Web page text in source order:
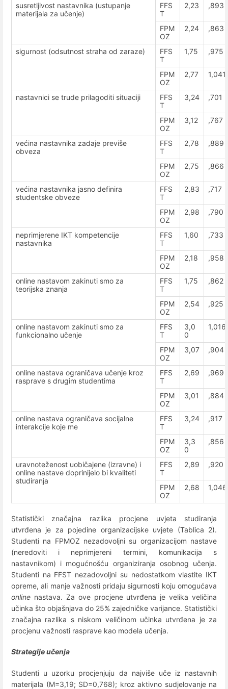
susretljivost nastavnika (ustupanje
materijala za učenje)
FFS
T
2,23 ,893
FPM
OZ
2,24 ,863
sigurnost (odsutnost straha od zaraze)
FFS
T
1,75 ,975
FPM
OZ
2,77 1,041
nastavnici se trude prilagoditi situaciji
FFS
T
3,24 ,701
FPM
OZ
3,12 ,767
većina nastavnika zadaje previše
obveza
FFS
T
2,78 ,889
FPM
OZ
2,75 ,866
većina nastavnika jasno definira
studentske obveze
FFS
T
2,83 ,717
FPM
OZ
2,98 ,790
neprimjerene IKT kompetencije
nastavnika
FFS
T
1,60 ,733
FPM
OZ
2,18 ,958
online nastavom zakinuti smo za
teorijska znanja
FFS
T
1,75 ,862
FPM
OZ
2,54 ,925
online nastavom zakinuti smo za
funkcionalno učenje
FFS
T
3,0
0
1,016
FPM
OZ
3,07 ,904
online nastava ograničava učenje kroz
rasprave s drugim studentima
FFS
T
2,69 ,969
FPM
OZ
3,01 ,884
online nastava ograničava socijalne
interakcije koje me
FFS
T
3,24 ,917
FPM
OZ
3,3
0
,856
uravnoteženost uobičajene (izravne) i
online nastave doprinijelo bi kvaliteti
studiranja
FFS
T
2,89 ,920
FPM
OZ
2,68 1,046
Statistički značajna razlika procjene uvjeta studiranja
utvrđena je za pojedine organizacijske uvjete (Tablica 2).
Studenti na FPMOZ nezadovoljni su organizacijom nastave
(neredoviti i neprimjereni termini, komunikacija s
nastavnikom) i mogućnošću organiziranja osobnog učenja.
Studenti na FFST nezadovoljni su nedostatkom vlastite IKT
opreme, ali manje važnosti pridaju sigurnosti koju omogućava
online nastava. Za ove procjene utvrđena je velika veličina
učinka što objašnjava do 25% zajedničke varijance. Statistički
značajna razlika s niskom veličinom učinka utvrđena je za
procjenu važnosti rasprave kao modela učenja.
Strategije učenja
Studenti u uzorku procjenjuju da najviše uče iz nastavnih
materijala (M=3,19; SD=0,768); kroz aktivno sudjelovanje na